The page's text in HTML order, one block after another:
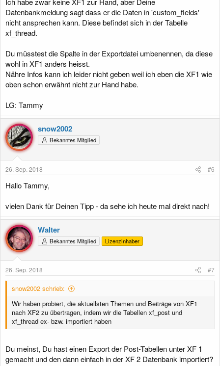
Datenbankmeldung sagt dass er die Daten in 'custom_fields'
nicht ansprechen kann. Diese befindet sich in der Tabelle
xf_thread.
Du müsstest die Spalte in der Exportdatei umbenennen, da diese
wohl in XF1 anders heisst.
Nähre Infos kann ich leider nicht geben weil ich eben die XF1 wie
oben schon erwähnt nicht zur Hand habe.
LG: Tammy
snow2002
Bekanntes Mitglied
26. Sep. 2018 #6
Hallo Tammy,
vielen Dank für Deinen Tipp - da sehe ich heute mal direkt nach!
Walter
Bekanntes Mitglied Lizenzinhaber
26. Sep. 2018 #7
snow2002 schrieb:
Wir haben probiert, die aktuellsten Themen und Beiträge von XF1
nach XF2 zu übertragen, indem wir die Tabellen xf_post und
xf_thread ex- bzw. importiert haben
Du meinst, Du hast einen Export der Post-Tabellen unter XF 1
gemacht und den dann einfach in der XF 2 Datenbank importiert?